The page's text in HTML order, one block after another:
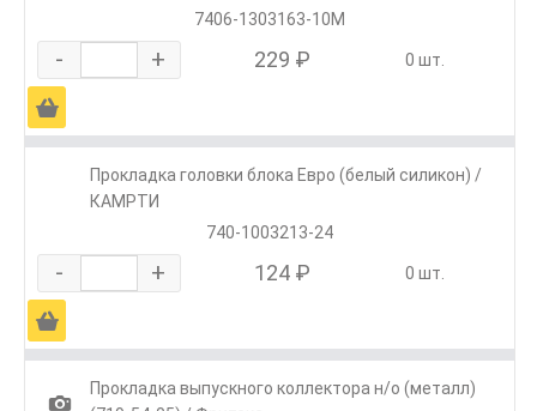
7406-1303163-10М
- + 229 ₽ 0 шт.
Ä
Прокладка головки блока Евро (белый силикон) /
КАМРТИ
740-1003213-24
- + 124 ₽ 0 шт.
Ä
1
Прокладка выпускного коллектора н/о (металл)